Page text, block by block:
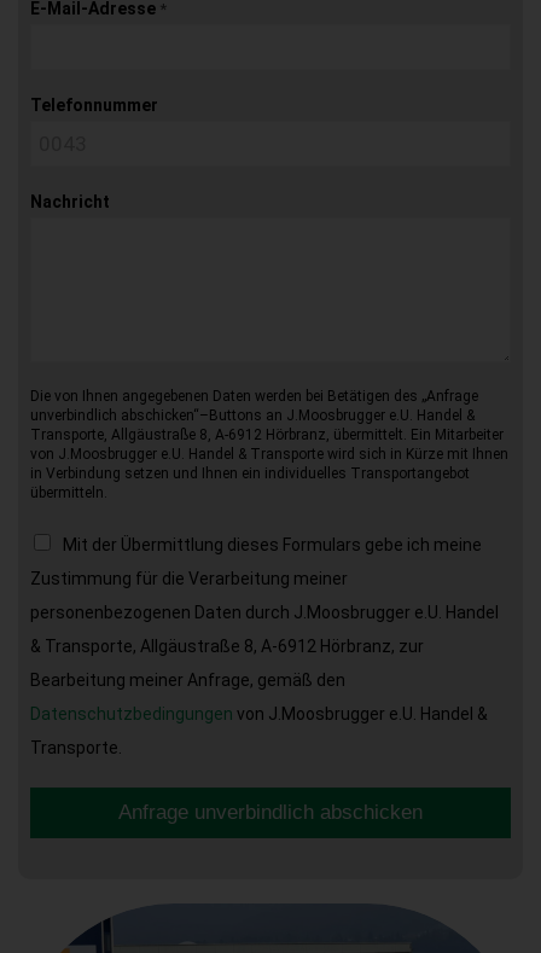
E-Mail-Adresse *
Telefonnummer
Nachricht
Die von Ihnen angegebenen Daten werden bei Betätigen des „Anfrage
unverbindlich abschicken“–Buttons an J.Moosbrugger e.U. Handel &
Transporte, Allgäustraße 8, A-6912 Hörbranz, übermittelt. Ein Mitarbeiter
von J.Moosbrugger e.U. Handel & Transporte wird sich in Kürze mit Ihnen
in Verbindung setzen und Ihnen ein individuelles Transportangebot
übermitteln.
Mit der Übermittlung dieses Formulars gebe ich meine
Zustimmung für die Verarbeitung meiner
personenbezogenen Daten durch J.Moosbrugger e.U. Handel
& Transporte, Allgäustraße 8, A-6912 Hörbranz, zur
Bearbeitung meiner Anfrage, gemäß den
Datenschutzbedingungen von J.Moosbrugger e.U. Handel &
Transporte.
Anfrage unverbindlich abschicken